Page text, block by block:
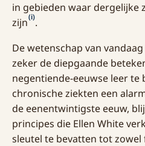
in gebieden waar dergelijke
zijn(i).
De wetenschap van
zeker de diepgaande
negentiende-eeuwse leer te
chronische ziekten een
de eenentwintigste eeuw,
principes die Ellen White
sleutel te bevatten tot zowel